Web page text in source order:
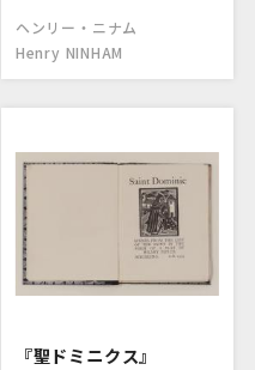
ヘンリー・ニナム
Henry NINHAM
『聖ドミニクス』